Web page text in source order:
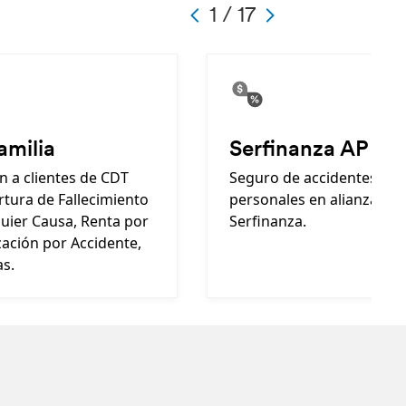
1 / 17
-
-
a clientes de CDT
de Fallecimiento
Causa, Renta por
por Accidente,
Serfinanza AP
Seguro de accidentes
personales en alianza con
Serfinanza.
-